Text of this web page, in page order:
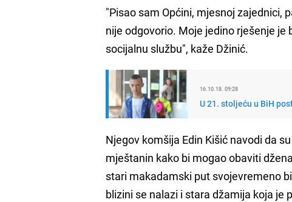
"Pisao sam Općini, mjesnoj zajednici,
nije odgovorio. Moje jedino rješenje je
socijalnu službu", kaže Džinić.
16.10.18. 09:28
U 21. stoljeću u BiH
Njegov komšija Edin Kišić navodi da
mještanin kako bi mogao obaviti
stari makadamski put svojevremeno
blizini se nalazi i stara džamija koja je